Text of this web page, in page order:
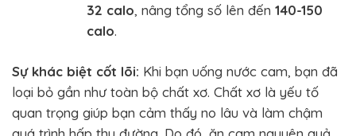
32 calo, nâng tổng số lên đến140-150
calo.
Sự khác biệt cốt lõi: Khi bạn uống nước cam, bạn đã
loại bỏ gần như toàn bộ chất xơ. Chất xơ là yếu tố
quan trọng giúp bạn cảm thấy no lâu và làm chậm